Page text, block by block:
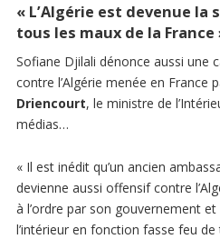
« L’Algérie est devenue la
tous les maux de la France
Sofiane Djilali dénonce aussi une
contre l’Algérie menée en France
Driencourt, le ministre de
médias…
« Il est inédit qu’un ancien
devienne aussi offensif contre
à l’ordre par son gouvernement
l’intérieur en fonction fasse feu